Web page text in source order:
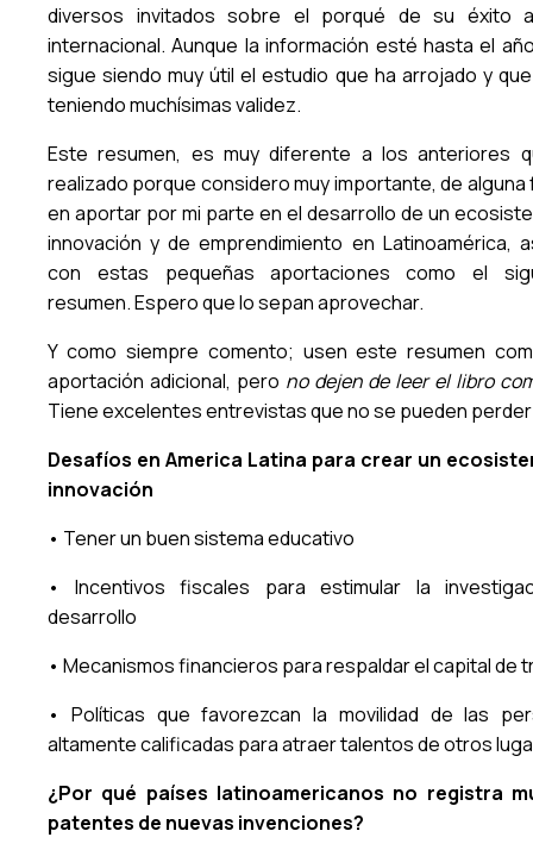
diversos invitados sobre el porqué de su éxito
internacional. Aunque la información esté hasta el
sigue siendo muy útil el estudio que ha arrojado y
teniendo muchísimas validez.
Este resumen, es muy diferente a los anteriores
realizado porque considero muy importante, de alguna
en aportar por mi parte en el desarrollo de un
innovación y de emprendimiento en Latinoamérica,
con estas pequeñas aportaciones como el
resumen. Espero que lo sepan aprovechar.
Y como siempre comento; usen este resumen
aportación adicional, pero no dejen de leer el libro
Tiene excelentes entrevistas que no se pueden
Desafíos en America Latina para crear un
innovación
• Tener un buen sistema educativo
• Incentivos fiscales para estimular la
desarrollo
• Mecanismos financieros para respaldar el capital de
• Políticas que favorezcan la movilidad de las
altamente calificadas para atraer talentos de otros
¿Por qué países latinoamericanos no registra
patentes de nuevas invenciones?